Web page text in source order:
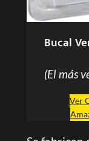
Bucal
(El más
Ver